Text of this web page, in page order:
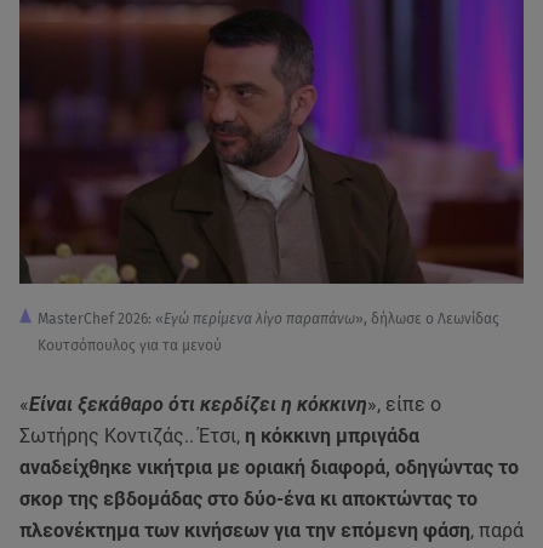
MasterChef 2026: «Εγώ περίμενα λίγο παραπάνω», δήλωσε ο Λεωνίδας
Κουτσόπουλος για τα μενού
«Είναι ξεκάθαρο ότι κερδίζει η κόκκινη», είπε ο
Σωτήρης Κοντιζάς.. Έτσι, η κόκκινη μπριγάδα
αναδείχθηκε νικήτρια με οριακή διαφορά, οδηγώντας το
σκορ της εβδομάδας στο δύο-ένα κι αποκτώντας το
πλεονέκτημα των κινήσεων για την επόμενη φάση, παρά